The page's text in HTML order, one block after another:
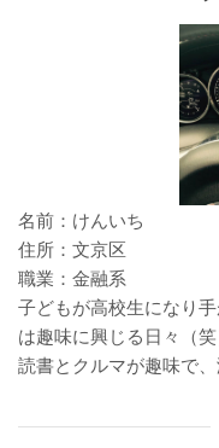
名前：けんいち
住所：文京区
職業：金融系
子どもが高校生になり
は趣味に興じる日々（笑
読書とクルマが趣味で